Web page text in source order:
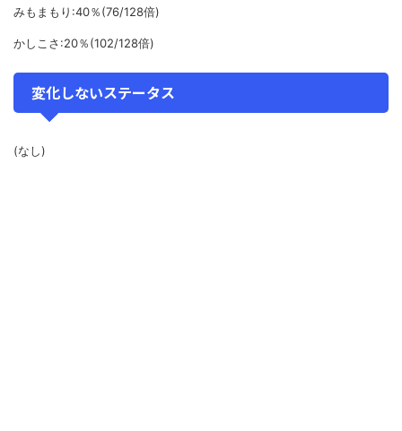
みもまもり:40％(76/128倍)
かしこさ:20％(102/128倍)
変化しないステータス
(なし)